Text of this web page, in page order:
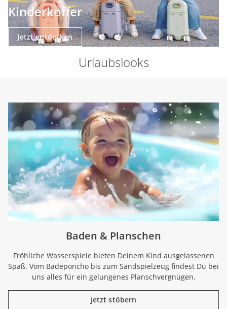
Kinderkoffer
Jetzt entdecken
Urlaubslooks
Baden & Planschen
Fröhliche Wasserspiele bieten Deinem Kind ausgelassenen
Spaß. Vom Badeponcho bis zum Sandspielzeug findest Du bei
uns alles für ein gelungenes Planschvergnügen.
Jetzt stöbern